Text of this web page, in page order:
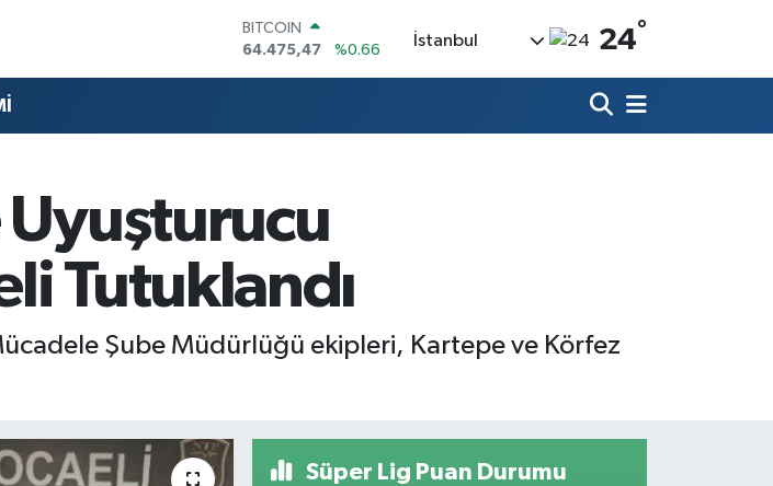
64.475,47
DOLAR
47,5971
%0.05
6527.85
%0.54
BİST100
İstanbul 24°
Uyuşturucu
Tutuklandı
Şube Müdürlüğü ekipleri, Kartepe ve Körfez
Süper Lig Puan Durumu